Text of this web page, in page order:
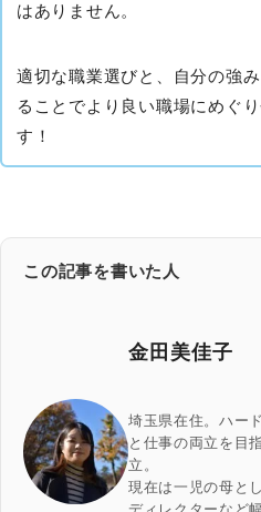
はありません。
適切な職業選びと、自分の強
ることでより良い職場にめぐ
す！
この記事を書いた人
金田美佳子
埼玉県在住。ハー
と仕事の両立を目
立。
現在は一児の母と